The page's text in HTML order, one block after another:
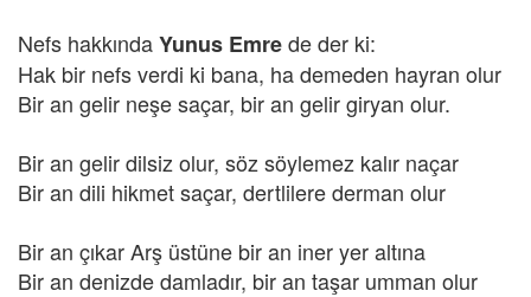
Nefs hakkındaYunus Emrede der ki:
Hak bir nefs verdi ki bana, ha demeden hayran olur
Bir an gelir neşe saçar, bir an gelir giryan olur.
Bir an gelir dilsiz olur, söz söylemez kalır naçar
Bir an dili hikmet saçar, dertlilere derman olur
Bir an çıkar Arş üstüne bir an iner yer altına
Bir an denizde damladır, bir an taşar umman olur